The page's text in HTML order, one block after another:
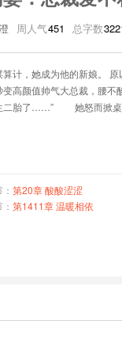
周人气451 总字数
算计，她成为他的新娘。
变高颜值帅气大总裁，腰
二胎了……” 她怒而掀桌
半生所有的倒霉，都是
第20章 酸酸涩涩
第1411章 温暖相依